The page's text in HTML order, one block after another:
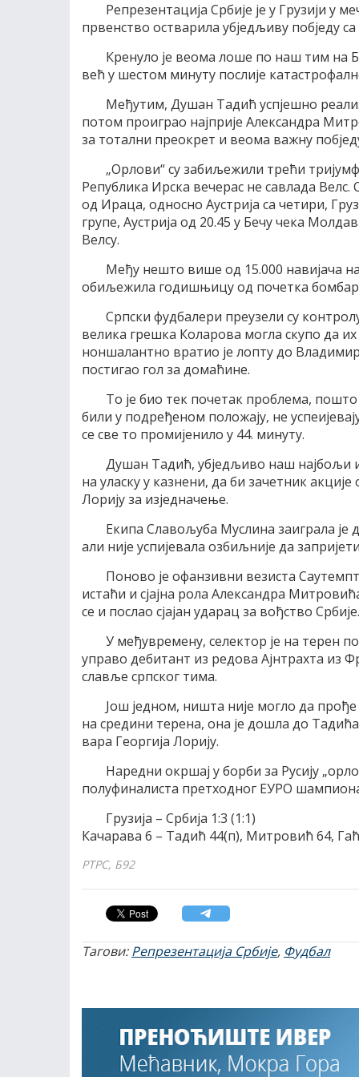
Репрезентација Србије је у Грузији у
првенство остварила убједљиву побједу са
Кренуло је веома лоше по наш тим на
већ у шестом минуту послије
Међутим, Душан Тадић успјешно
потом проиграо најприје Александра
за тотални преокрет и веома важну
„Орлови“ су забиљежили трећи
Република Ирска вечерас не савлада
од Ираца, односно Аустрија са четири,
групе, Аустрија од 20.45 у Бечу чека
Велсу.
Међу нешто више од 15.000 навијача
обиљежила годишњицу од почетка
Српски фудбалери преузели су
велика грешка Коларова могла скупо да
ноншалантно вратио је лопту до
постигао гол за домаћине.
То је био тек почетак проблема,
били у подређеном положају, не
се све то промијенило у 44. минуту.
Душан Тадић, убједљиво наш најбољи
на уласку у казнени, да би зачетник
Лорију за изједначење.
Екипа Славољуба Муслина заиграла је
али није успијевала озбиљније да
Поново је офанзивни везиста
истаћи и сјајна рола Александра
се и послао сјајан ударац за вођство Србије.
У међувремену, селектор је на терен
управо дебитант из редова Ајнтрахта из
славље српског тима.
Још једном, ништа није могло да
на средини терена, она је дошла до
вара Георгија Лорију.
Наредни окршај у борби за Русију
полуфиналиста претходног ЕУРО
Грузија – Србија 1:3 (1:1)
Качарава 6 – Тадић 44(п), Митровић 64,
РТРС, Б92
Тагови:Репрезентација Србије, Фудбал